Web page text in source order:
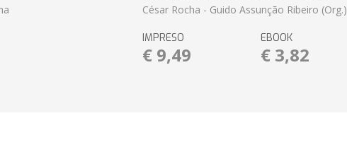
César Rocha - Guido Assunção Ribeiro (Org.)
IMPRESO
€ 9,49
EBOOK
€ 3,82